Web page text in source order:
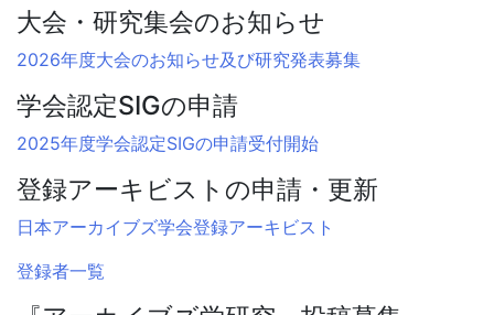
2026年6月23日
総会資料２０２６年度 日本アーカイブズ学会 総会
2026年6月10日
総会議事録２０２６年度 日本アーカイブズ学会 総
会議事録
2026年5月13日
キビスト協会調査研究SIG、2026年大会SIGフォー
ラムでの活動紹介
大会・研究集会のお知らせ
2026年度大会のお知らせ及び研究発表募集
学会認定SIGの申請
2025年度学会認定SIGの申請受付開始
登録アーキビストの申請・更新
日本アーカイブズ学会登録アーキビスト
登録者一覧